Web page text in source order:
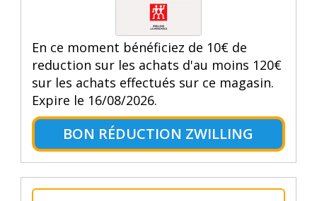
En ce moment bénéficiez de 10€ de
reduction sur les achats d'au moins 120€
sur les achats effectués sur ce magasin.
Expire le 16/08/2026.
BON RÉDUCTION ZWILLING